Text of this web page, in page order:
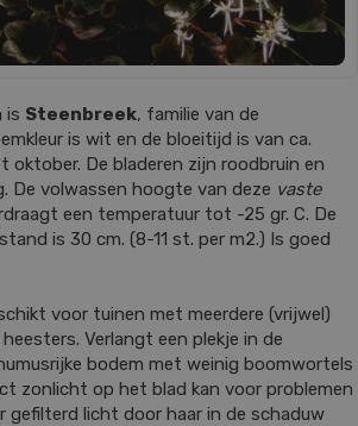
is Steenbreek, familie van de
is wit en de bloeitijd is van ca.
De bladeren zijn roodbruin en
De volwassen hoogte van deze vaste
een temperatuur tot -25 gr. C. De
is 30 cm. (8-11 st. per m2.) Is goed
voor tuinen met meerdere (vrijwel)
Verlangt een plekje in de
bodem met weinig boomwortels
zonlicht op het blad kan voor problemen
gefilterd licht door haar in de schaduw